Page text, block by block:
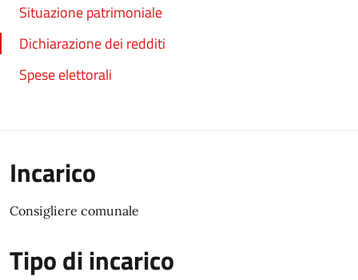
Situazione patrimoniale
Dichiarazione dei redditi
Spese elettorali
Incarico
Consigliere comunale
Tipo di incarico